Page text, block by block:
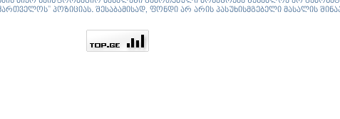
პოზიციას. შესაბამისად, ფონდი არ არის პასუხისმგებელი მასალის